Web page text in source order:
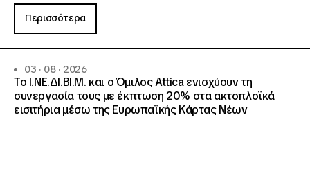
Περισσότερα
03 · 08 · 2026
Το Ι.ΝΕ.ΔΙ.ΒΙ.Μ. και o Όμιλος Attica ενισχύουν τη
συνεργασία τους με έκπτωση 20% στα ακτοπλοϊκά
εισιτήρια μέσω της Ευρωπαϊκής Κάρτας Νέων